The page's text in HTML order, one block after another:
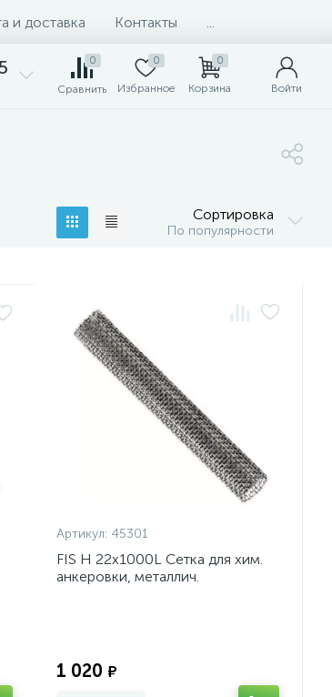
и доставка Контакты
0
Сравнить
0
Избранное
0
Корзина Войти
Сортировка
По популярности
Артикул: 45301
FIS H 22х1000L Сетка для хим.
анкеровки, металлич.
1 020 ₽